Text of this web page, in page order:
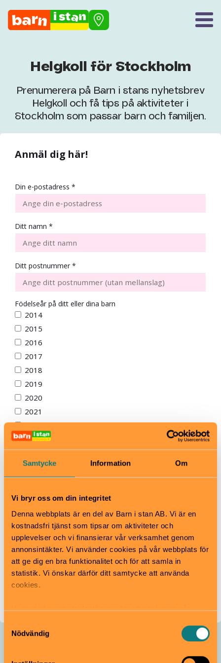
Samtycke Information Om
Vi bryr oss om din integritet
Denna webbplats är en del av Barn i stan AB. Vi är en
kostnadsfri tjänst som tipsar om aktiviteter och
upplevelser och vi finansierar vår verksamhet genom
annonsintäkter. Vi använder cookies på vår webbplats för
att ge dig en bra funktionalitet och för att samla in
statistik. Vi önskar därför ditt samtycke att använda
cookies.
Vi använder enhetsidentifierare för att analysera vår
samt tillhandahålla funktioner för sociala medier. Vi
vidarebefordrar även sådana identifierare och annan
information från din enhet till de sociala medier och
Samtyckesval
Nödvändig
Helgkoll för Stockholm
Prenumerera på Barn i stans nyhetsbrev
Helgkoll och få tips på aktiviteter i
Stockholm som passar barn och familjen.
Anmäl dig här!
Din e-postadress *
Ditt namn *
Ditt postnummer *
Födelseår på ditt eller dina barn
2014
2015
2016
2017
2018
2019
2020
2021
2022
2023
2024
2025
2026
Jag godkänner att ni sparar min e-postadress.
Vi använder Ungapped som vår nyhetsbrevsplattform
och genom att klicka Anmäl mig nu!, bekräftar du att
din information kommer att överföras till Ungapped
för behandling.Här kan du läsa vår
integritetspolicy. Du kan när som helst avregistrera
dig från våra utskick genom att klicka längst ner i
nyhetsbreven.